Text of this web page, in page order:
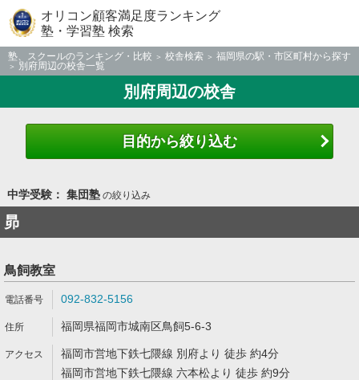
オリコン顧客満足度ランキング
塾・学習塾 検索
塾、スクールのランキング・比較 校舎検索
福岡県の駅・市区町村から探す
別府周辺の校舎一覧
別府周辺の校舎
目的から絞り込む
中学受験： 集団塾の絞り込み
昴
鳥飼教室
092-832-5156
福岡県福岡市城南区鳥飼5-6-3
福岡市営地下鉄七隈線 別府より 徒歩 約4分
福岡市営地下鉄七隈線 六本松より 徒歩 約9分